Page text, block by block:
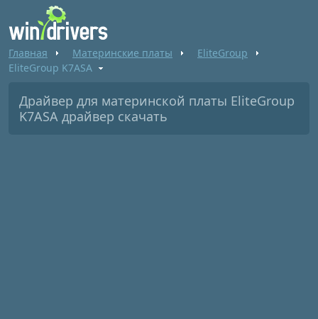
Главная Материнские платы
EliteGroup
EliteGroup K7ASA
Драйвер для материнской платы EliteGroup
K7ASA драйвер скачать